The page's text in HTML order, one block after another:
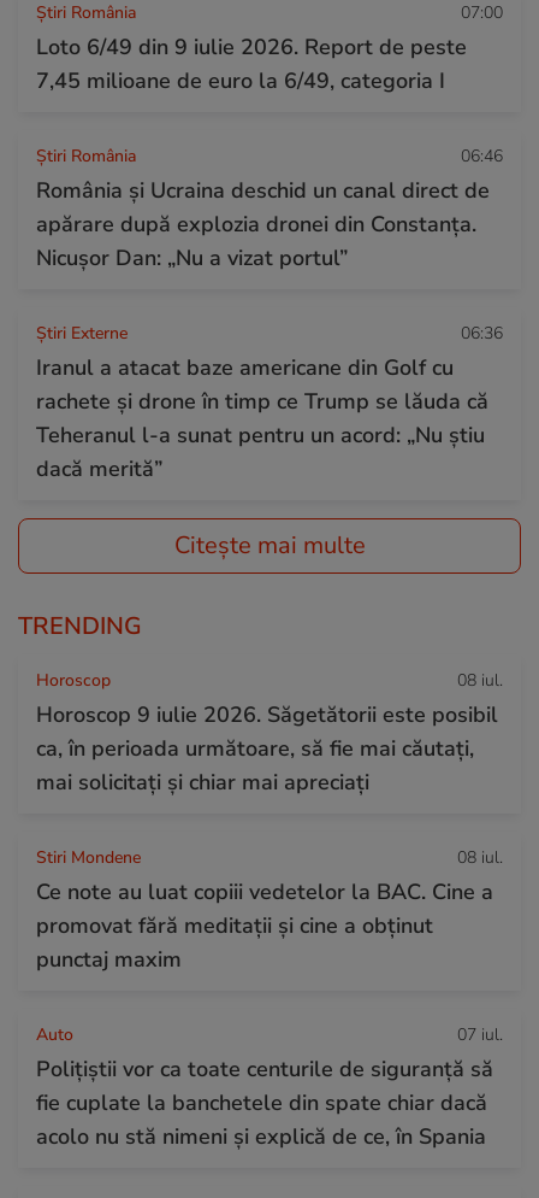
Știri România 07:00
Loto 6/49 din 9 iulie 2026. Report de peste
7,45 milioane de euro la 6/49, categoria I
Știri România 06:46
România și Ucraina deschid un canal direct de
apărare după explozia dronei din Constanța.
Nicușor Dan: „Nu a vizat portul”
Știri Externe 06:36
Iranul a atacat baze americane din Golf cu
rachete și drone în timp ce Trump se lăuda că
Teheranul l-a sunat pentru un acord: „Nu știu
dacă merită”
Citește mai multe
TRENDING
Horoscop 08 iul.
Horoscop 9 iulie 2026. Săgetătorii este posibil
ca, în perioada următoare, să fie mai căutați,
mai solicitați și chiar mai apreciați
Stiri Mondene 08 iul.
Ce note au luat copiii vedetelor la BAC. Cine a
promovat fără meditații și cine a obținut
punctaj maxim
Auto 07 iul.
Polițiștii vor ca toate centurile de siguranță să
fie cuplate la banchetele din spate chiar dacă
acolo nu stă nimeni și explică de ce, în Spania